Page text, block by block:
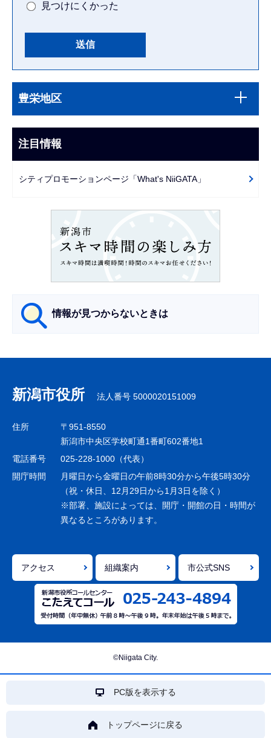
見つけにくかった
文
こ
ま
で
ビ
ー
豊栄地区
注目情報
シティプロモーションページ「What's NiiGATA」
情報が見つからないときは
ナ
ビ
ゲ
シ
ョ
で
新潟市役所 法人番号 5000020151009
住所
〒951-8550
新潟市中央区学校町通1番町602番地1
電話番号
025-228-1000（代表）
開庁時間
月曜日から金曜日の午前8時30分から午後5時30分
（祝・休日、12月29日から1月3日を除く）
※部署、施設によっては、開庁・開館の日・時間が
異なるところがあります。
アクセス 組織案内 市公式SNS
©Niigata City.
PC版を表示する
トップページに戻る